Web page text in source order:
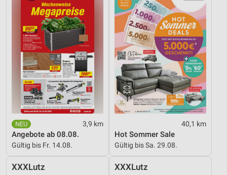
3,9 km
Angebote ab 08.08.
Gültig bis Fr. 14.08.
40,1 km
Hot Sommer Sale
Gültig bis Sa. 29.08.
XXXLutz XXXLutz